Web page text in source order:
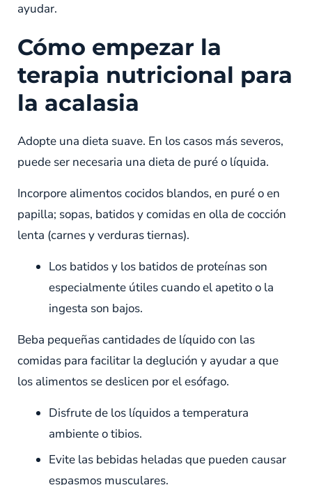
ayudar.
Cómo empezar la
terapia nutricional para
la acalasia
Adopte una dieta suave. En los casos más severos,
puede ser necesaria una dieta de puré o líquida.
Incorpore alimentos cocidos blandos, en puré o en
papilla; sopas, batidos y comidas en olla de cocción
lenta (carnes y verduras tiernas).
Los batidos y los batidos de proteínas son
especialmente útiles cuando el apetito o la
ingesta son bajos.
Beba pequeñas cantidades de líquido con las
comidas para facilitar la deglución y ayudar a que
los alimentos se deslicen por el esófago.
Disfrute de los líquidos a temperatura
ambiente o tibios.
Evite las bebidas heladas que pueden causar
espasmos musculares.